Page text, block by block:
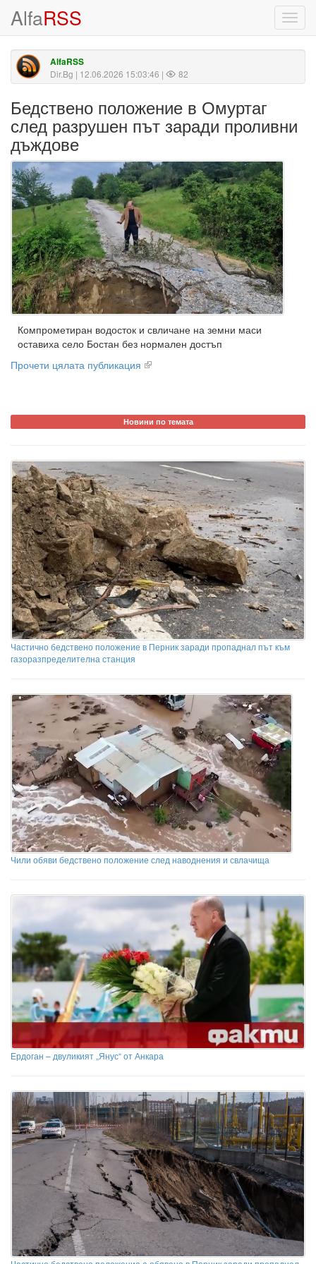
AlfaRSS
AlfaRSS
Dir.Bg | 12.06.2026 15:03:46 | 82
Бедствено положение в Омуртаг
след разрушен път заради проливни
дъждове
Компрометиран водосток и свличане на земни маси
оставиха село Бостан без нормален достъп
Прочети цялата публикация
Новини по темата
Частично бедствено положение в Перник заради пропаднал път към
газоразпределителна станция
Чили обяви бедствено положение след наводнения и свлачища
Ердоган – двуликият „Янус“ от Анкара